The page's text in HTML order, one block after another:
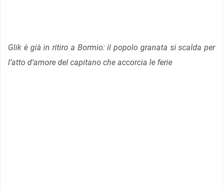
Glik è già in ritiro a Bormio: il popolo granata si scalda per
l’atto d’amore del capitano che accorcia le ferie